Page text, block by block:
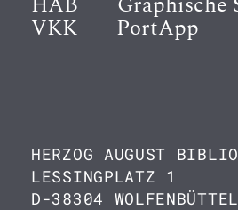
VKK PortApp
HERZOG AUGUST
LESSINGPLATZ 1
D-38304 WOLFENBÜTTEL